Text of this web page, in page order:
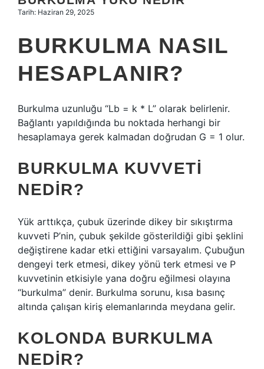
Tarih: Haziran 29, 2025
BURKULMA NASIL
HESAPLANIR?
Burkulma uzunluğu “Lb = k * L” olarak belirlenir.
Bağlantı yapıldığında bu noktada herhangi bir
hesaplamaya gerek kalmadan doğrudan G = 1 olur.
BURKULMA KUVVETI
NEDIR?
Yük arttıkça, çubuk üzerinde dikey bir sıkıştırma
kuvveti P’nin, çubuk şekilde gösterildiği gibi şeklini
değiştirene kadar etki ettiğini varsayalım. Çubuğun
dengeyi terk etmesi, dikey yönü terk etmesi ve P
kuvvetinin etkisiyle yana doğru eğilmesi olayına
“burkulma” denir. Burkulma sorunu, kısa basınç
altında çalışan kiriş elemanlarında meydana gelir.
KOLONDA BURKULMA
NEDIR?